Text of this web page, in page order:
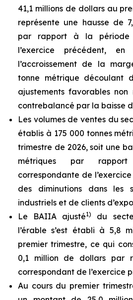
41,1 millions de dollars au
représente une hausse de
par rapport à la période
l’exercice précédent,
l’accroissement de la
tonne métrique découlant
ajustements favorables
contrebalancé par la baisse
Les volumes de ventes du
établis à 175 000 tonnes
trimestre de 2026, soit une
métriques par
correspondante de
des diminutions dans les
industriels et de clients
Le BAIIA ajusté1)
du
l’érable s’est établi à 5,8
premier trimestre, ce qui
0,1 million de dollars par
correspondant de l’exercice
Au cours du premier